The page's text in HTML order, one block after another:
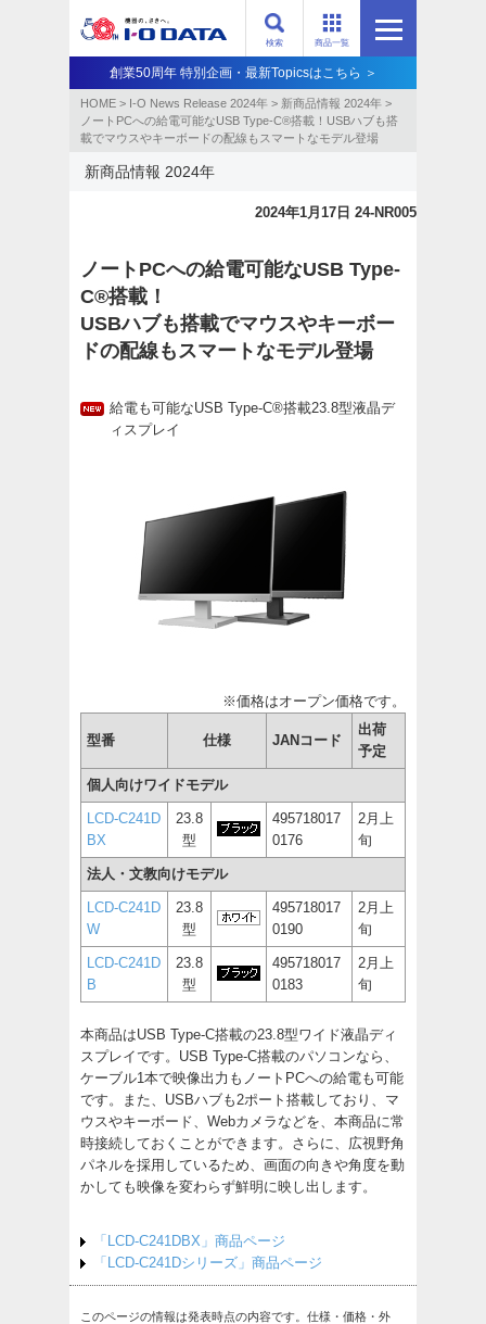
商品一覧
検索
創業50周年 特別企画・最新Topicsはこちら ＞
HOME > I-O News Release 2024年 > 新商品情報 2024年 >
ノートPCへの給電可能なUSB Type-C®搭載！USBハブも搭
載でマウスやキーボードの配線もスマートなモデル登場
新商品情報 2024年
2024年1月17日 24-NR005
ノートPCへの給電可能なUSB Type-
C®搭載！
USBハブも搭載でマウスやキーボー
ドの配線もスマートなモデル登場
給電も可能なUSB Type-C®搭載23.8型液晶デ
ィスプレイ
※価格はオープン価格です。
型番 仕様 JANコード
出荷
予定
個人向けワイドモデル
LCD-C241D
BX
23.8
型
495718017
0176
2月上
旬
法人・文教向けモデル
LCD-C241D
W
23.8
型
495718017
0190
2月上
旬
LCD-C241D
B
23.8
型
495718017
0183
2月上
旬
本商品はUSB Type-C搭載の23.8型ワイド液晶ディ
スプレイです。USB Type-C搭載のパソコンなら、
ケーブル1本で映像出力もノートPCへの給電も可能
です。また、USBハブも2ポート搭載しており、マ
ウスやキーボード、Webカメラなどを、本商品に常
時接続しておくことができます。さらに、広視野角
パネルを採用しているため、画面の向きや角度を動
かしても映像を変わらず鮮明に映し出します。
「LCD-C241DBX」商品ページ
「LCD-C241Dシリーズ」商品ページ
このページの情報は発表時点の内容です。仕様・価格・外